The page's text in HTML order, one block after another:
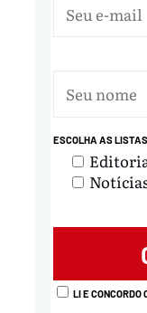
ESCOLHA AS
LI E CONCORDO